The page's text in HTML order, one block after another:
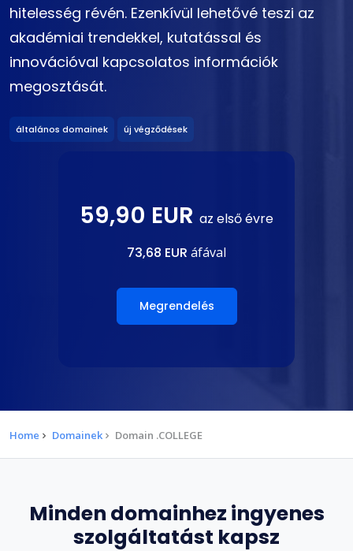
hitelesség révén. Ezenkívül lehetővé teszi az
akadémiai trendekkel, kutatással és
innovációval kapcsolatos információk
megosztását.
általános domainek új végződések
59,90 EUR az első évre
73,68 EUR áfával
Megrendelés
Home Domainek Domain .COLLEGE
Minden domainhez ingyenes
szolgáltatást kapsz